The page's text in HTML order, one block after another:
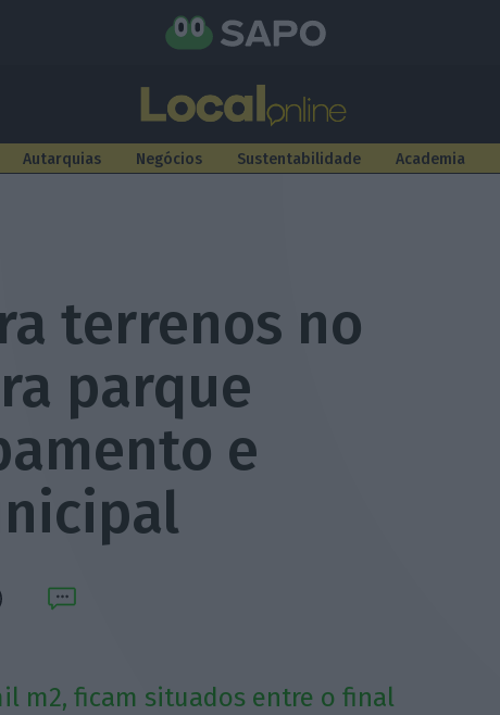
Autarquias Negócios Sustentabilidade Academia
terrenos no
parque
e
m2, ficam situados entre o final